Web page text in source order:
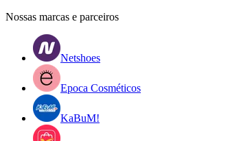
Nossas marcas e parceiros
Netshoes
Epoca Cosméticos
KaBuM!